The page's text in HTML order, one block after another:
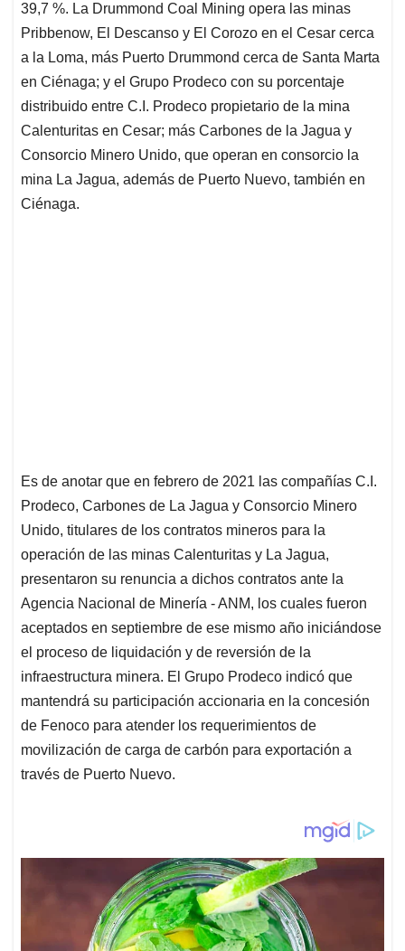
39,7 %. La Drummond Coal Mining opera las minas
Pribbenow, El Descanso y El Corozo en el Cesar cerca
a la Loma, más Puerto Drummond cerca de Santa Marta
en Ciénaga; y el Grupo Prodeco con su porcentaje
distribuido entre C.I. Prodeco propietario de la mina
Calenturitas en Cesar; más Carbones de la Jagua y
Consorcio Minero Unido, que operan en consorcio la
mina La Jagua, además de Puerto Nuevo, también en
Ciénaga.
Es de anotar que en febrero de 2021 las compañías C.I.
Prodeco, Carbones de La Jagua y Consorcio Minero
Unido, titulares de los contratos mineros para la
operación de las minas Calenturitas y La Jagua,
presentaron su renuncia a dichos contratos ante la
Agencia Nacional de Minería - ANM, los cuales fueron
aceptados en septiembre de ese mismo año iniciándose
el proceso de liquidación y de reversión de la
infraestructura minera. El Grupo Prodeco indicó que
mantendrá su participación accionaria en la concesión
de Fenoco para atender los requerimientos de
movilización de carga de carbón para exportación a
través de Puerto Nuevo.